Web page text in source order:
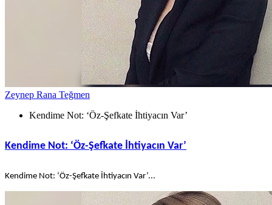
Zeynep Rana Teğmen
Kendime Not: ‘Öz-Şefkate İhtiyacın Var’
Kendime Not: ‘Öz-Şefkate İhtiyacın Var’
Kendime Not: ‘Öz-Şefkate İhtiyacın Var’...